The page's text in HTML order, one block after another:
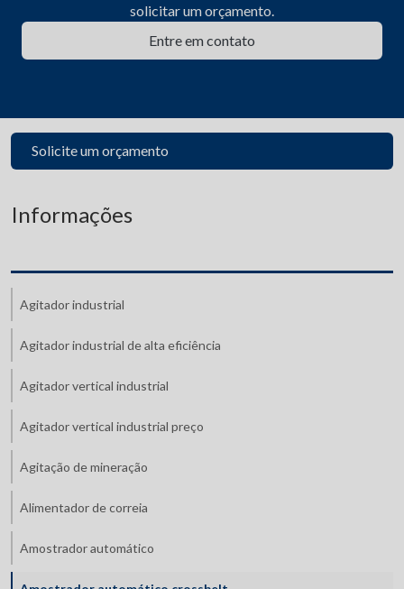
solicitar um orçamento.
Entre em contato
Solicite um orçamento
Informações
Agitador industrial
Agitador industrial de alta eficiência
Agitador vertical industrial
Agitador vertical industrial preço
Agitação de mineração
Alimentador de correia
Amostrador automático